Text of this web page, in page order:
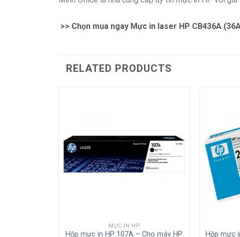
>> Chọn mua ngay Mực in laser HP CB436A
RELATED PRODUCTS
MỰC IN HP
Hộp mực in HP 107A – Cho máy HP Hộp mực